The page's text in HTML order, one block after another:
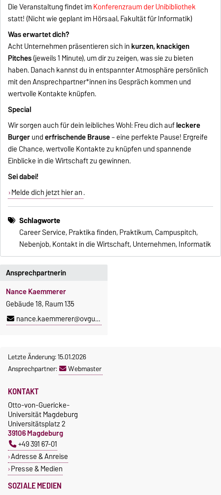
Die Veranstaltung findet imKonferenzraum der Unibibliothek
statt! (Nicht wie geplant im Hörsaal, Fakultät für Informatik)
Was erwartet dich?
Acht Unternehmen präsentieren sich inkurzen, knackigen
Pitches(jeweils 1 Minute), um dir zu zeigen, was sie zu bieten
haben. Danach kannst du in entspannter Atmosphäre persönlich
mit den Ansprechpartner*innen ins Gespräch kommen und
wertvolle Kontakte knüpfen.
Special
Wir sorgen auch für dein leibliches Wohl: Freu dich aufleckere
Burgerunderfrischende Brause– eine perfekte Pause! Ergreife
die Chance, wertvolle Kontakte zu knüpfen und spannende
Einblicke in die Wirtschaft zu gewinnen.
Sei dabei!
Melde dich jetzt hier an.
Schlagworte
Career Service, Praktika finden, Praktikum, Campuspitch,
Nebenjob, Kontakt in die Wirtschaft, Unternehmen, Informatik
Ansprechpartnerin
Nance Kaemmerer
Gebäude 18, Raum 135
nance.kaemmerer@ovgu.de
Letzte Änderung: 15.01.2026
Ansprechpartner:
Webmaster
SOZIALE MEDIEN
KONTAKT
Otto-von-Guericke-
Universität Magdeburg
Universitätsplatz 2
39106 Magdeburg
+49 391 67-01
Adresse & Anreise
Presse & Medien